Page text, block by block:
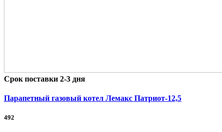
Срок поставки 2-3 дня
Парапетный газовый котел Лемакс Патриот-12,5
492